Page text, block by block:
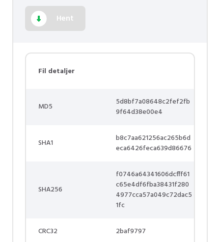
Hent
Fil detaljer
MD5
5d8bf7a08648c2fef2fb
9f64d38e00e4
SHA1
b8c7aa621256ac265b6d
eca6426feca639d86676
SHA256
f0746a64341606dcfff61
c65e4df6fba38431f280
4977cca57a049c72dac5
1fc
CRC32 2baf9797